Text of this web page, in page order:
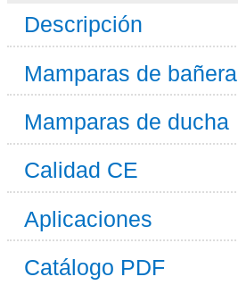
Descripción
Mamparas de bañera
Mamparas de ducha
Calidad CE
Aplicaciones
Catálogo PDF